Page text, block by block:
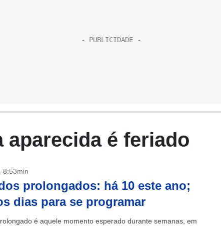
aparecida é feriado
8:53min
prolongados: há 10 este ano;
dias para se programar
é aquele momento esperado durante semanas, em